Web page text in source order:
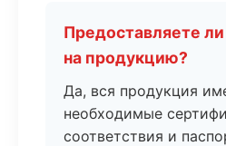
Предоставляете
на продукцию?
Да, вся продукция
необходимые
соответствия и